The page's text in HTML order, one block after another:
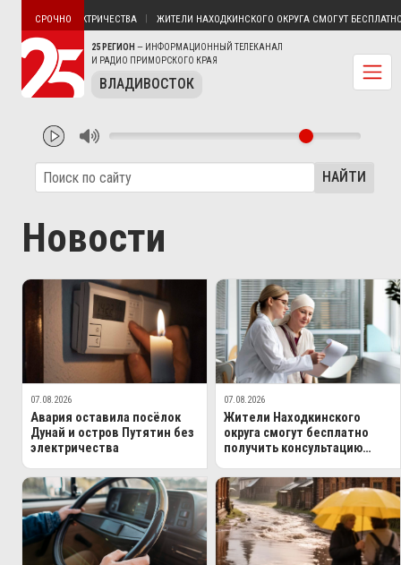
25 РЕГИОН — ИНФОРМАЦИОННЫЙ ТЕЛЕКАНАЛ
И РАДИО ПРИМОРСКОГО КРАЯ
ВЛАДИВОСТОК
СРОЧНО
БЕЗ ЭЛЕКТРИЧЕСТВА ЖИТЕЛИ НАХОДКИНСКОГО ОКРУГА СМОГУТ БЕСПЛАТНО
НАЙТИ
Новости
07.08.2026
Авария оставила посёлок
Дунай и остров Путятин без
электричества
07.08.2026
Жители Находкинского
округа смогут бесплатно
получить консультацию